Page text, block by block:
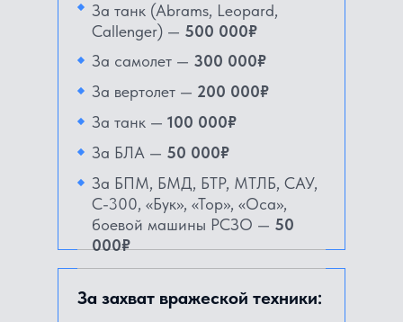
За захват вражеской техники:
За танк (Abrams, Leopard,
Callenger) — 500 000₽
За самолет — 300 000₽
За вертолет — 200 000₽
За танк — 100 000₽
За БЛА — 50 000₽
За БПМ, БМД, БТР, МТЛБ, САУ,
С-300, «Бук», «Тор», «Оса»,
боевой машины РСЗО — 50
000₽